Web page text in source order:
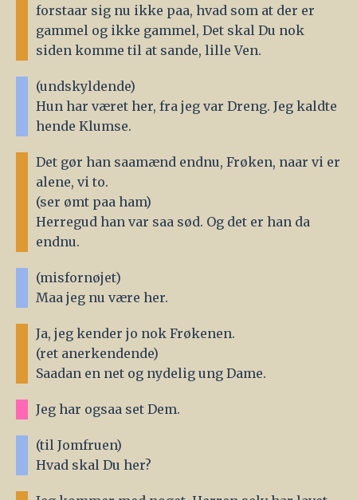
forstaar sig nu ikke paa, hvad som at der er
gammel og ikke gammel, Det skal Du nok
siden komme til at sande, lille Ven.
(undskyldende)
Hun har været her, fra jeg var Dreng. Jeg kaldte
hende Klumse.
Det gør han saamænd endnu, Frøken, naar vi er
alene, vi to.
(ser ømt paa ham)
Herregud han var saa sød. Og det er han da
endnu.
(misfornøjet)
Maa jeg nu være her.
Ja, jeg kender jo nok Frøkenen.
(ret anerkendende)
Saadan en net og nydelig ung Dame.
Jeg har ogsaa set Dem.
(til Jomfruen)
Hvad skal Du her?